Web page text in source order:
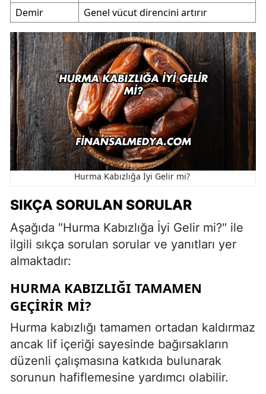
Demir
Genel vücut direncini artırır
Hurma Kabızlığa İyi Gelir mi?
SIKÇA SORULAN SORULAR
Aşağıda "Hurma Kabızlığa İyi Gelir mi?" ile
ilgili sıkça sorulan sorular ve yanıtları yer
almaktadır:
HURMA KABIZLIĞI TAMAMEN
GEÇIRIR MI?
Hurma kabızlığı tamamen ortadan kaldırmaz
ancak lif içeriği sayesinde bağırsakların
düzenli çalışmasına katkıda bulunarak
sorunun hafiflemesine yardımcı olabilir.